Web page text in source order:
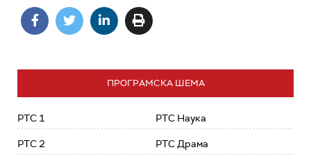
ПРОГРАМСКА ШЕМА
РТС 1
РТС 2
РТС Наука
РТС Драма